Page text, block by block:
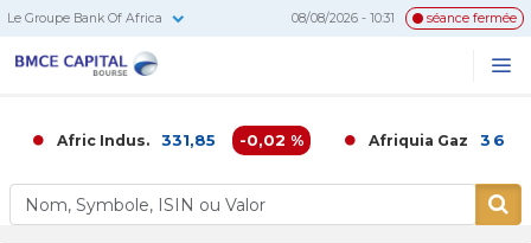
Le Groupe Bank Of Africa 08/08/2026 - 10:31 séance fermée
Afric Indus. 331,85 -0,02 % Afriquia Gaz 3